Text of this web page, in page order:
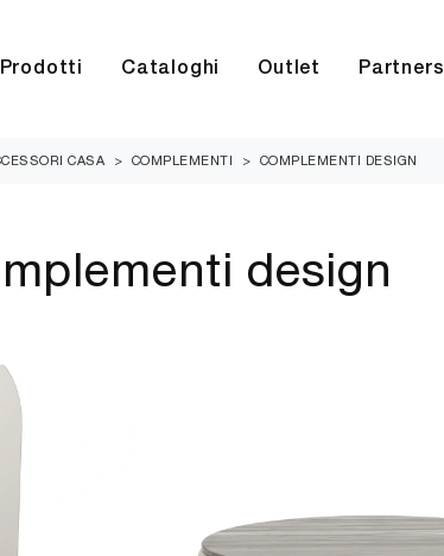
Prodotti Cataloghi Outlet Partners
CASA > COMPLEMENTI > COMPLEMENTI DESIGN
design